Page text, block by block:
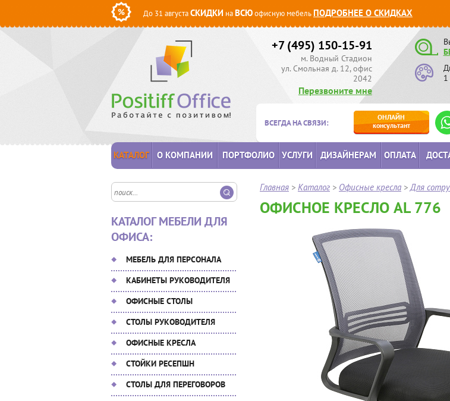
До 31 августаСКИДКИ наВСЮофисную мебельПОДРОБНЕЕ О СКИДКАХ
+7 (495) 150-15-91
м. Водный Стадион
ул. Смольная д. 12, офис
2042
Перезвоните мне
ВСЕГДА НА СВЯЗИ:
ОНЛАЙН
консультант
КАТАЛОГ О КОМПАНИИ ПОРТФОЛИО УСЛУГИ ДИЗАЙНЕРАМ ОПЛАТА
КАТАЛОГ МЕБЕЛИ ДЛЯ
ОФИСА:
МЕБЕЛЬ ДЛЯ ПЕРСОНАЛА
КАБИНЕТЫ РУКОВОДИТЕЛЯ
ОФИСНЫЕ СТОЛЫ
СТОЛЫ РУКОВОДИТЕЛЯ
ОФИСНЫЕ КРЕСЛА
СТОЙКИ РЕСЕПШН
СТОЛЫ ДЛЯ ПЕРЕГОВОРОВ
Главная > Каталог > Офисные кресла >Для
ОФИСНОЕ КРЕСЛО AL 776